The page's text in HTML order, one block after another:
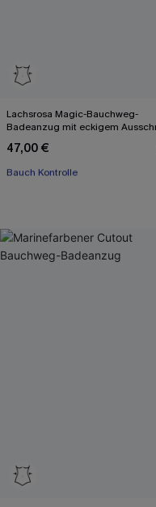
Lachsrosa Magic-Bauchweg-
Badeanzug mit eckigem
47,00 €
Mit Gratis-Maßband
Bauch Kontrolle